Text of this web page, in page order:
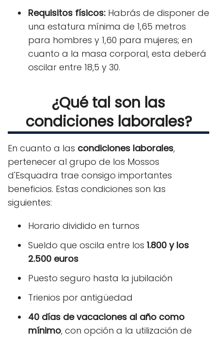
Requisitos físicos: Habrás de disponer de
una estatura mínima de 1,65 metros
para hombres y 1,60 para mujeres; en
cuanto a la masa corporal, esta deberá
oscilar entre 18,5 y 30.
¿Qué tal son las
condiciones laborales?
En cuanto a las condiciones laborales,
pertenecer al grupo de los Mossos
d'Esquadra trae consigo importantes
beneficios. Estas condiciones son las
siguientes:
Horario dividido en turnos
Sueldo que oscila entre los 1.800 y los
2.500 euros
Puesto seguro hasta la jubilación
Trienios por antigüedad
40 días de vacaciones al año como
mínimo, con opción a la utilización de